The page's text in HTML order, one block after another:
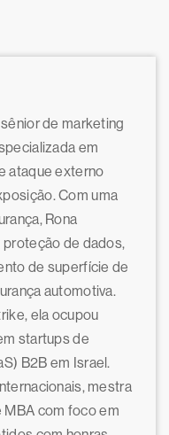
de marketing
em
ataque externo
Com uma
Rona
proteção de dados,
de superfície de
automotiva.
ela ocupou
startups de
B2B em Israel.
mestra
com foco em